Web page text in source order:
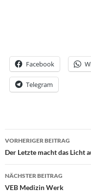
Facebook
Telegram
Beitrags-
Navigation
VORHERIGER BEITRAG
Der Letzte macht das Licht
NÄCHSTER BEITRAG
VEB Medizin Werk